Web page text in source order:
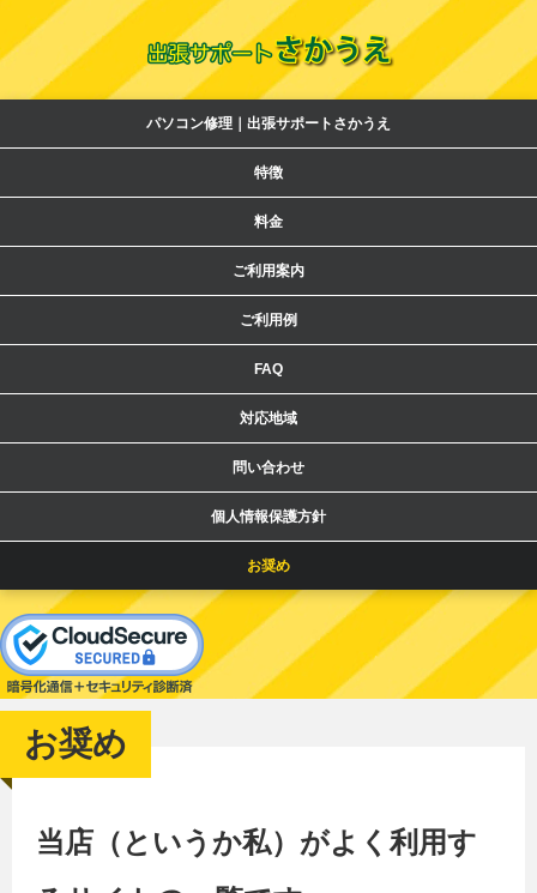
パソコン修理｜出張サポートさかうえ
特徴
料金
ご利用案内
ご利用例
FAQ
対応地域
問い合わせ
個人情報保護方針
お奨め
お奨め
当店（というか私）がよく利用す